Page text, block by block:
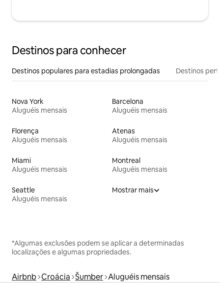
Destinos para conhecer
Destinos populares para estadias prolongadas Destinos
Nova York
Aluguéis mensais
Barcelona
Aluguéis mensais
Florença
Aluguéis mensais
Atenas
Aluguéis mensais
Miami
Aluguéis mensais
Montreal
Aluguéis mensais
Seattle
Aluguéis mensais
Mostrar mais
*Algumas exclusões podem se aplicar a determinadas
localizações e algumas propriedades.
Airbnb Croácia Šumber Aluguéis mensais